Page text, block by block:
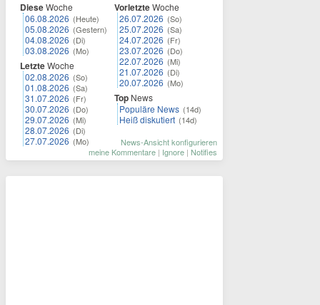
DieseWoche
06.08.2026 (Heute)
05.08.2026 (Gestern)
04.08.2026 (Di)
03.08.2026 (Mo)
LetzteWoche
02.08.2026 (So)
01.08.2026 (Sa)
31.07.2026 (Fr)
30.07.2026 (Do)
29.07.2026 (Mi)
28.07.2026 (Di)
27.07.2026 (Mo)
VorletzteWoche
26.07.2026 (So)
25.07.2026 (Sa)
24.07.2026 (Fr)
23.07.2026 (Do)
22.07.2026 (Mi)
21.07.2026 (Di)
20.07.2026 (Mo)
Top News
Populäre News (14d)
Heiß diskutiert (14d)
News-Ansicht konfigurieren
meine Kommentare | Ignore | Notifies